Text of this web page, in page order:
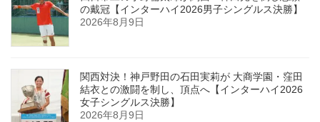
の戴冠【インターハイ2026男子シングルス決勝】
2026年8月9日
関西対決！神戸野田の石田実莉が 大商学園・窪田
結衣との激闘を制し、頂点へ【インターハイ2026
女子シングルス決勝】
2026年8月9日